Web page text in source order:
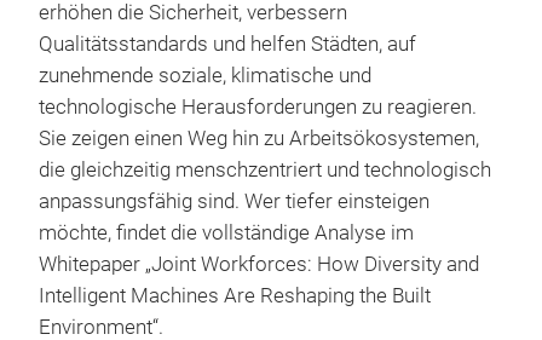
erhöhen die Sicherheit, verbessern
Qualitätsstandards und helfen Städten, auf
zunehmende soziale, klimatische und
technologische Herausforderungen zu reagieren.
Sie zeigen einen Weg hin zu Arbeitsökosystemen,
die gleichzeitig menschzentriert und technologisch
anpassungsfähig sind. Wer tiefer einsteigen
möchte, findet die vollständige Analyse im
Whitepaper „Joint Workforces: How Diversity and
Intelligent Machines Are Reshaping the Built
Environment“.